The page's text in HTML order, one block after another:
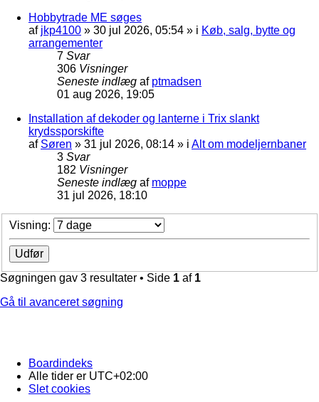
Hobbytrade ME søges
af jkp4100 » 30 jul 2026, 05:54 » i Køb, salg, bytte og
arrangementer
7 Svar
306 Visninger
Seneste indlæg af ptmadsen
01 aug 2026, 19:05
Installation af dekoder og lanterne i Trix slankt
krydssporskifte
af Søren » 31 jul 2026, 08:14 » i Alt om modeljernbaner
3 Svar
182 Visninger
Seneste indlæg af moppe
31 jul 2026, 18:10
Visning:
Søgningen gav 3 resultater • Side 1 af 1
Gå til avanceret søgning
Boardindeks
Alle tider er UTC+02:00
Slet cookies